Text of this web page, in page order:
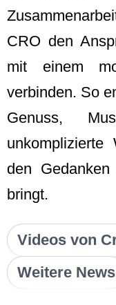
CRO den
mit einem
verbinden. So
Genuss,
unkomplizierte
den
bringt.
Videos von
Weitere News